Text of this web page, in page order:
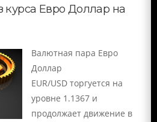
курса Евро Доллар на
Валютная пара Евро
Доллар
EUR/USD торгуется на
уровне 1.1367 и
продолжает движение в